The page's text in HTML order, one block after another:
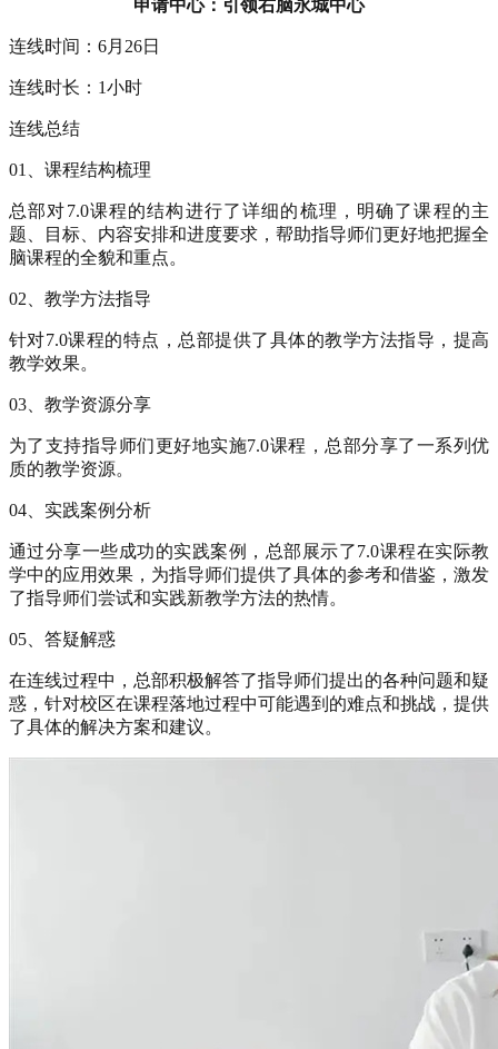
申请中心：引领右脑永城中心
连线时间：6月26日
连线时长：1小时
连线总结
01、课程结构梳理
总部对7.0课程的结构进行了详细的梳理，明确了课程的主
题、目标、内容安排和进度要求，帮助指导师们更好地把握全
脑课程的全貌和重点。
02、教学方法指导
针对7.0课程的特点，总部提供了具体的教学方法指导，提高
教学效果。
03、教学资源分享
为了支持指导师们更好地实施7.0课程，总部分享了一系列优
质的教学资源。
04、实践案例分析
通过分享一些成功的实践案例，总部展示了7.0课程在实际教
学中的应用效果，为指导师们提供了具体的参考和借鉴，激发
了指导师们尝试和实践新教学方法的热情。
05、答疑解惑
在连线过程中，总部积极解答了指导师们提出的各种问题和疑
惑，针对校区在课程落地过程中可能遇到的难点和挑战，提供
了具体的解决方案和建议。